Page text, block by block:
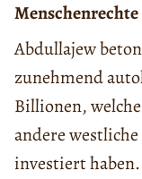
Menschenrechte
Abdullajew
zunehmend
Billionen,
andere
investiert